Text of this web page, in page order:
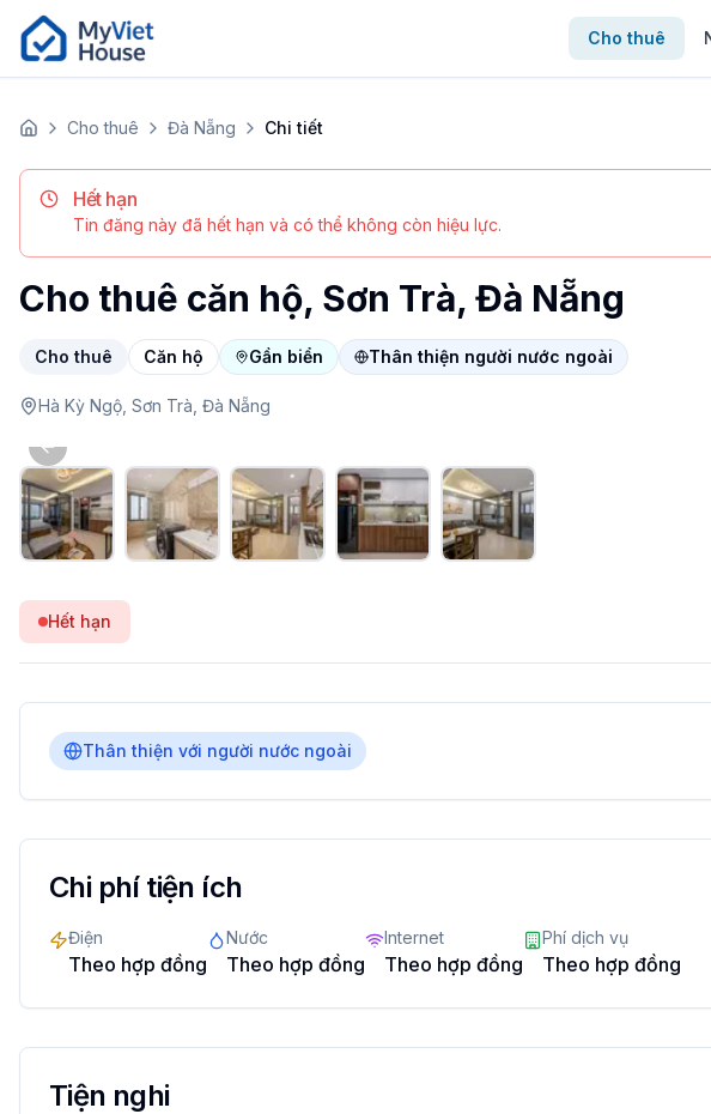
Cho thuê
Trang chủCho thuê Đà Nẵng Chi tiết
Hết hạn
Tin đăng này đã hết hạn và có thể không còn hiệu lực.
Cho thuê căn hộ, Sơn Trà, Đà Nẵng
Cho thuê Căn hộ Gần biển Thân thiện người nước ngoài
Hà Kỳ Ngộ, Sơn Trà, Đà Nẵng
Apartment tại Đà Nẵng, Sơn Trà. Giá 16.7 triệu/tháng. Đặc điểm: cho
Previous slide
Hết hạn
Thân thiện với người nước ngoài
Chi phí tiện ích
Điện
Theo hợp đồng
Nước
Theo hợp đồng
Internet
Theo hợp đồng
Phí dịch vụ
Theo hợp đồng
Tiện nghi